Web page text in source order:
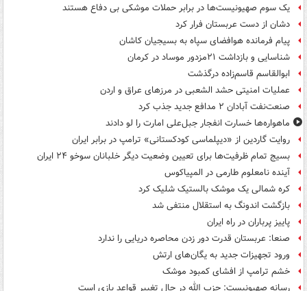
یک‌ سوم صهیونیست‌ها در برابر حملات موشکی بی دفاع هستند
دشان از دست عربستان فرار کرد
پیام فرمانده هوافضای سپاه به بسیجیان کاشان
شناسایی و بازداشت ۲۱مزدور موساد در کرمان
ابوالقاسم قاسم‌زاده درگذشت
عملیات امنیتی حشد الشعبی در مرزهای عراق و اردن
صنعت‌نفت آبادان ۲ مدافع جدید جذب کرد
ماهواره‌ها خسارت انفجار جبل‌علی امارت را لو دادند
روایت گاردین از «دیپلماسی کودکستانی» ترامپ در برابر ایران
بسیج تمام ظرفیت‌ها برای تعیین وضعیت دیگر خلبانان سوخو ۲۴ ایران
آینده نامعلوم طارمی در المپیاکوس
کره شمالی یک موشک بالستیک شلیک کرد
بازگشت اندونگ به استقلال منتفی شد
پاییز پرباران در راه ایران
صنعا: عربستان قدرت دور زدن محاصره دریایی را ندارد
ورود تجهیزات جدید به یگان‌های ارتش
خشم ترامپ از افشای کمبود موشک
رسانه صهیونیست: حزب الله در حال تغییر قواعد بازی است